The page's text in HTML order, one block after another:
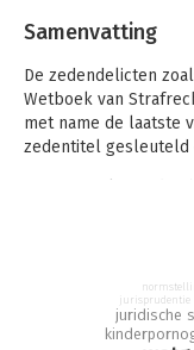
Samenvatting
De zedendelicten
Wetboek van
met name de laatste
zedentitel gesleuteld
gedacht kan worden
webcam – wat
waarop mensen zich
juridische
jurisprudentie